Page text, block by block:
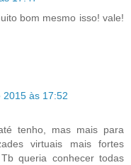
bom mesmo isso! vale!
2015 às 17:52
tenho, mas mais para
virtuais mais fortes
queria conhecer todas